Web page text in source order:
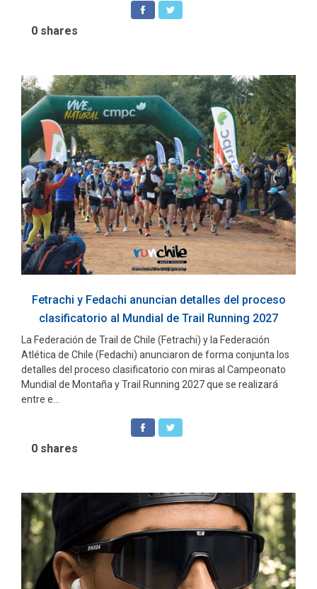
0 shares
Fetrachi y Fedachi anuncian detalles del proceso
clasificatorio al Mundial de Trail Running 2027
La Federación de Trail de Chile (Fetrachi) y la Federación
Atlética de Chile (Fedachi) anunciaron de forma conjunta los
detalles del proceso clasificatorio con miras al Campeonato
Mundial de Montaña y Trail Running 2027 que se realizará
entre e...
0 shares